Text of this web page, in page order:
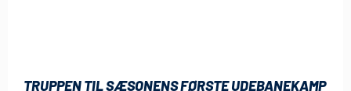
TRUPPEN TIL SÆSONENS FØRSTE UDEBANEKAMP